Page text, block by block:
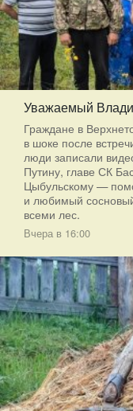
Уважаемый
Граждане в
в шоке после
люди записали
Путину, главе СК
Цыбульскому —
и любимый
всеми лес.
Вчера в 16:00